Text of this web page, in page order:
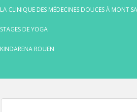
LA CLINIQUE DES MÉDECINES DOUCES À MONT
STAGES DE YOGA
KINDARENA ROUEN